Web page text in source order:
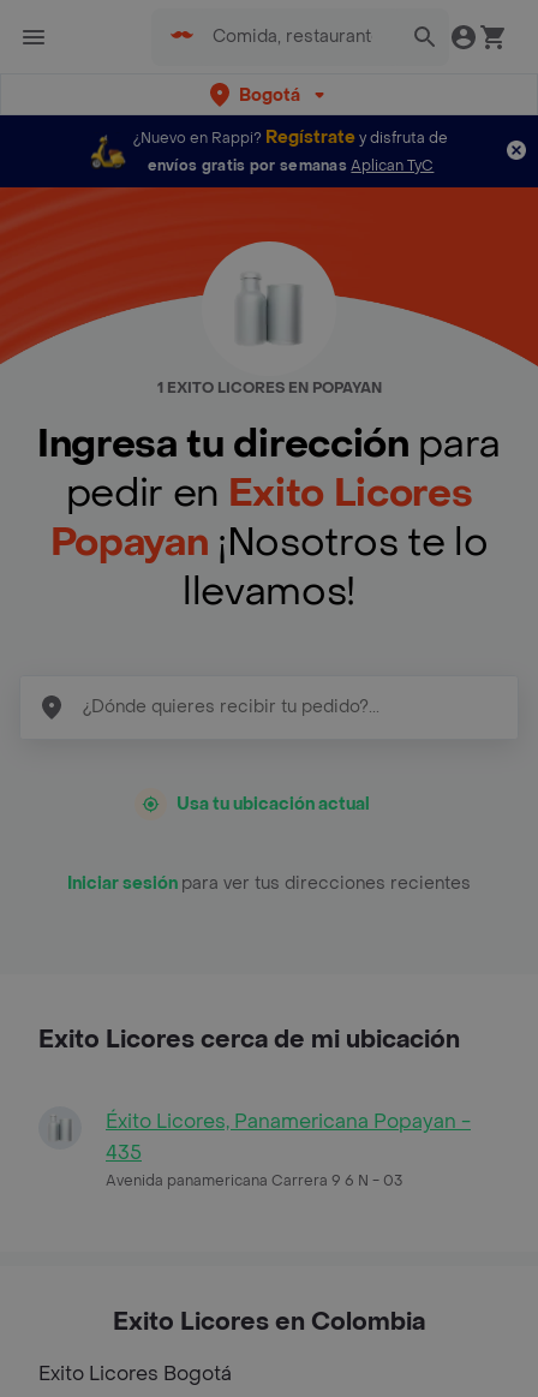
Bogotá
¿Nuevo en Rappi? Regístratey disfruta de
envíos gratis por semanas Aplican TyC
1 EXITO LICORES EN POPAYAN
Ingresa tu dirección para
pedir en Exito Licores
Popayan ¡Nosotros te lo
llevamos!
Usa tu ubicación actual
Iniciar sesión para ver tus direcciones recientes
Exito Licores cerca de mi ubicación
Éxito Licores, Panamericana Popayan -
435
Avenida panamericana Carrera 9 6 N - 03
Exito Licores en Colombia
Exito Licores Bogotá